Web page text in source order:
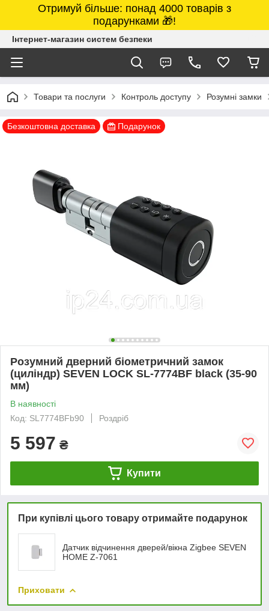
Отримуй більше: понад 4000 товарів з
подарунками 🎁!
Інтернет-магазин систем безпеки
Товари та послуги Контроль доступу Розумні замки
Безкоштовна доставка Подарунок
Розумний дверний біометричний замок
(циліндр) SEVEN LOCK SL-7774BF black (35-90
мм)
В наявності
Код: SL7774BFb90
Роздріб
5 597 ₴
Купити
При купівлі цього товару отримайте подарунок
Датчик відчинення дверей/вікна Zigbee SEVEN
HOME Z-7061
Приховати